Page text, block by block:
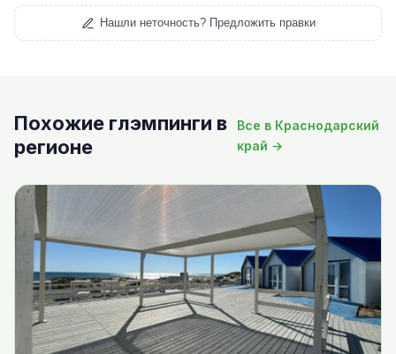
Нашли неточность? Предложить правки
Похожие глэмпинги в
регионе
Все в Краснодарский
край →